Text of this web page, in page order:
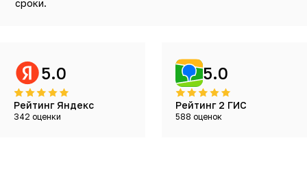
сроки.
5.0
Рейтинг Яндекс
342 оценки
5.0
Рейтинг 2 ГИС
588 оценок